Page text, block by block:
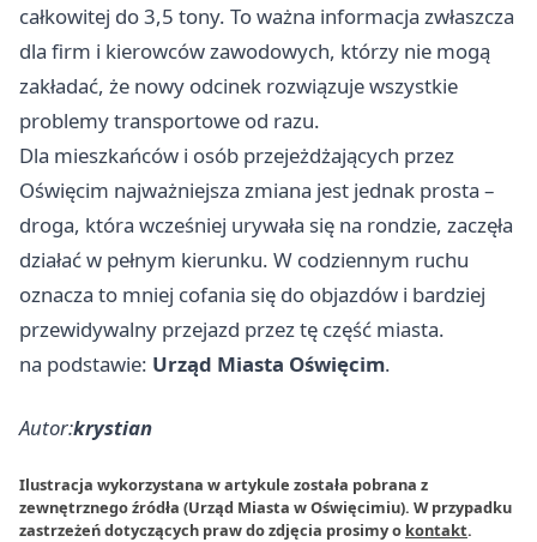
całkowitej do 3,5 tony. To ważna informacja zwłaszcza
dla firm i kierowców zawodowych, którzy nie mogą
zakładać, że nowy odcinek rozwiązuje wszystkie
problemy transportowe od razu.
Dla mieszkańców i osób przejeżdżających przez
Oświęcim najważniejsza zmiana jest jednak prosta –
droga, która wcześniej urywała się na rondzie, zaczęła
działać w pełnym kierunku. W codziennym ruchu
oznacza to mniej cofania się do objazdów i bardziej
przewidywalny przejazd przez tę część miasta.
na podstawie: Urząd Miasta Oświęcim.
Autor:krystian
Ilustracja wykorzystana w artykule została pobrana z
zewnętrznego źródła (Urząd Miasta w Oświęcimiu). W przypadku
zastrzeżeń dotyczących praw do zdjęcia prosimy o kontakt.